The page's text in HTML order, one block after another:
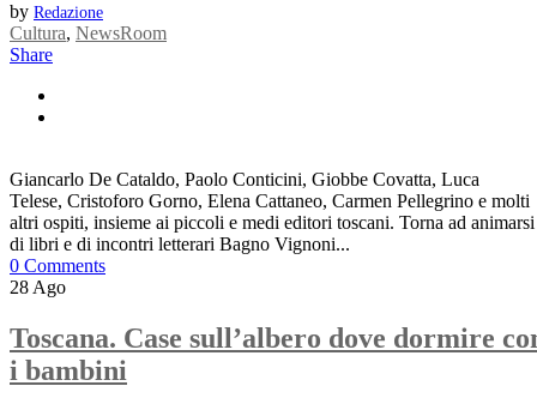
by Redazione
Cultura, NewsRoom
Share
Giancarlo De Cataldo, Paolo Conticini, Giobbe Covatta, Luca
Telese, Cristoforo Gorno, Elena Cattaneo, Carmen Pellegrino e molti
altri ospiti, insieme ai piccoli e medi editori toscani. Torna ad animarsi
di libri e di incontri letterari Bagno Vignoni...
0 Comments
28 Ago
Toscana. Case sull’albero dove dormire
i bambini